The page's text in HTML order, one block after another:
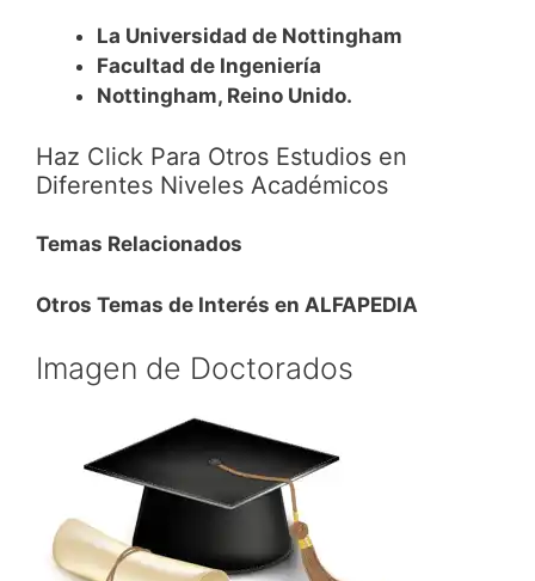
La Universidad de Nottingham
Facultad de Ingeniería
Nottingham, Reino Unido.
Haz Click Para Otros Estudios en
Diferentes Niveles Académicos
Temas Relacionados
Otros Temas de Interés en ALFAPEDIA
Imagen de Doctorados